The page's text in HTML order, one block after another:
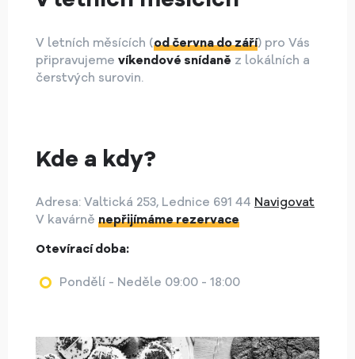
V letních měsících (od června do září) pro Vás
připravujeme víkendové snídaně z lokálních a
čerstvých surovin.
Kde a kdy?
Adresa: Valtická 253, Lednice 691 44 Navigovat
V kavárně nepřijímáme rezervace
Otevírací doba:
Pondělí - Neděle 09:00 - 18:00